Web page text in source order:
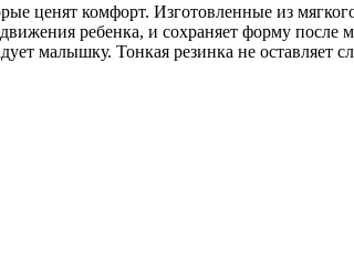
ценят комфорт. Изготовленные из
движения ребенка, и сохраняет форму
малышку. Тонкая резинка не оставляет